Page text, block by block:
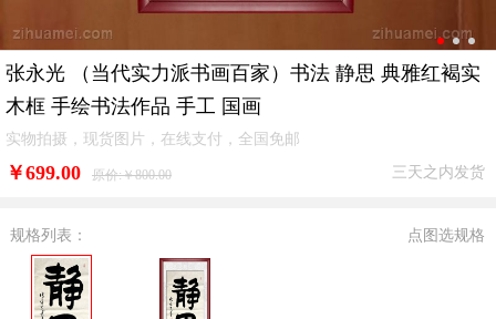
张永光 （当代实力派书画百家）书法 静思 典雅红褐实
木框 手绘书法作品 手工 国画
实物拍摄，现货图片，在线支付，全国免邮
￥699.00 原价:￥800.00 三天之内发货
规格列表： 点图选规格